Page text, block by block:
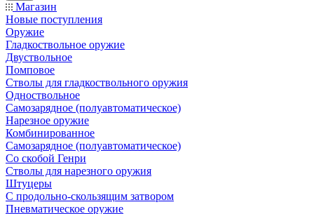
Магазин
Новые поступления
Оружие
Гладкоствольное оружие
Двуствольное
Помповое
Стволы для гладкоствольного оружия
Одноствольное
Самозарядное (полуавтоматическое)
Нарезное оружие
Комбинированное
Самозарядное (полуавтоматическое)
Со скобой Генри
Стволы для нарезного оружия
Штуцеры
С продольно-скользящим затвором
Пневматическое оружие